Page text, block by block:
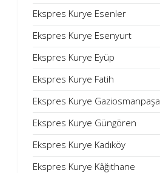
Ekspres Kurye Esenler
Ekspres Kurye Esenyurt
Ekspres Kurye Eyüp
Ekspres Kurye Fatih
Ekspres Kurye Gaziosmanpaşa
Ekspres Kurye Güngören
Ekspres Kurye Kadıköy
Ekspres Kurye Kâğıthane